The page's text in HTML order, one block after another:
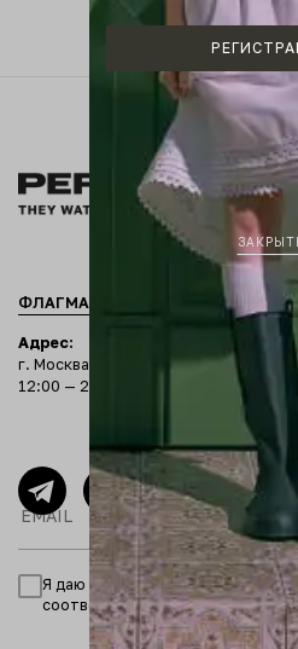
ФЛАГМАНСКИЙ БУТИК
Адрес:
г. Москва, Столешников переулок,
12:00 — 22:00
Я даю согласие на обработку
соответствии сполитикой